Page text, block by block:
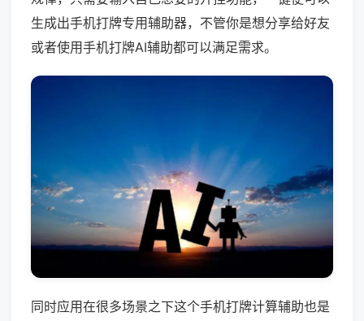
生成出手机打牌专用辅助器，不管你是想分享给好友
或者使用手机打牌AI辅助都可以满足需求。
同时应用在很多场景之下这个手机打牌计算辅助也是